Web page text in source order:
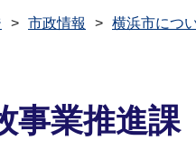
市政情報 横浜市につ
業推進課